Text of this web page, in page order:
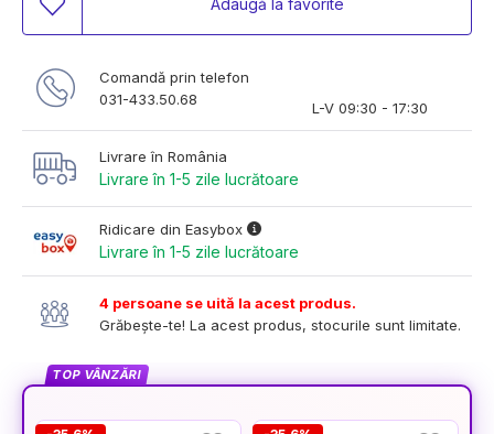
Adaugă la favorite
Comandă prin telefon
031-433.50.68
L-V 09:30 - 17:30
Livrare în România
Livrare în 1-5 zile lucrătoare
Ridicare din Easybox
Livrare în 1-5 zile lucrătoare
4 persoane se uită la acest produs.
Grăbește-te! La acest produs, stocurile sunt limitate.
TOP VÂNZĂRI